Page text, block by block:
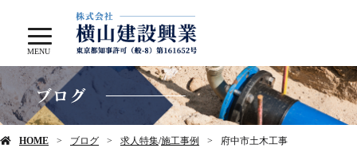
MENU
ブログ
HOME ブログ 求人特集/施工事例 府中市土木工事